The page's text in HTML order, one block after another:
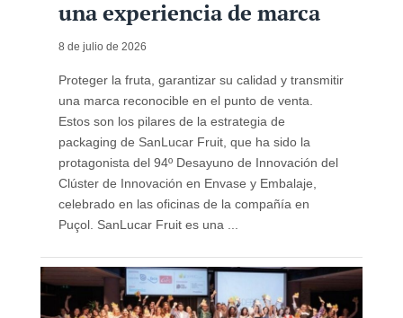
una experiencia de marca
8 de julio de 2026
Proteger la fruta, garantizar su calidad y transmitir
una marca reconocible en el punto de venta.
Estos son los pilares de la estrategia de
packaging de SanLucar Fruit, que ha sido la
protagonista del 94º Desayuno de Innovación del
Clúster de Innovación en Envase y Embalaje,
celebrado en las oficinas de la compañía en
Puçol. SanLucar Fruit es una ...